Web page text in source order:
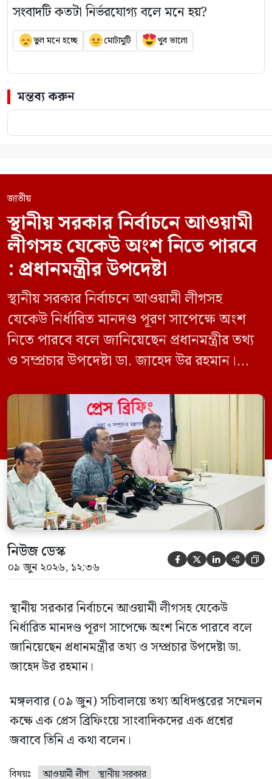
সংবাদটি কতটা নির্ভরযোগ্য বলে মনে হয়?
ভুল মনে হচ্ছে মোটামুটি খুব ভালো
মন্তব্য করুন
জাতীয়
স্থানীয় সরকার নির্বাচনে আওয়ামী
লীগসহ যেকেউ অংশ নিতে পারবে
: প্রধানমন্ত্রীর উপদেষ্টা
স্থানীয় সরকার নির্বাচনে আওয়ামী লীগসহ
যেকেউ নির্ধারিত মানদণ্ড পূরণ সাপেক্ষে অংশ
নিতে পারবে বলে জানিয়েছেন প্রধানমন্ত্রীর তথ্য
ও সম্প্রচার উপদেষ্টা ডা. জাহেদ উর রহমান।
সম্মেলন কক্ষে এক প্রেস ব্রিফিংয়ে সাংবাদিকদের
এক প্রশ্নের জবাবে তিনি এ কথা বলেন।
নিউজ ডেস্ক
০৯ জুন ২০২৬, ১২:৩৬     
স্থানীয় সরকার নির্বাচনে আওয়ামী লীগসহ যেকেউ
নির্ধারিত মানদণ্ড পূরণ সাপেক্ষে অংশ নিতে পারবে বলে
জানিয়েছেন প্রধানমন্ত্রীর তথ্য ও সম্প্রচার উপদেষ্টা ডা.
জাহেদ উর রহমান।
মঙ্গলবার (০৯ জুন) সচিবালয়ে তথ্য অধিদপ্তরের সম্মেলন
কক্ষে এক প্রেস ব্রিফিংয়ে সাংবাদিকদের এক প্রশ্নের
জবাবে তিনি এ কথা বলেন।
বিষয়ঃ আওয়ামী লীগ স্থানীয় সরকার